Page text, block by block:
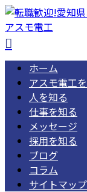
ホーム
アスモ電工
人を知る
仕事を知る
メッセージ
採用を知る
ブログ
コラム
サイトマップ